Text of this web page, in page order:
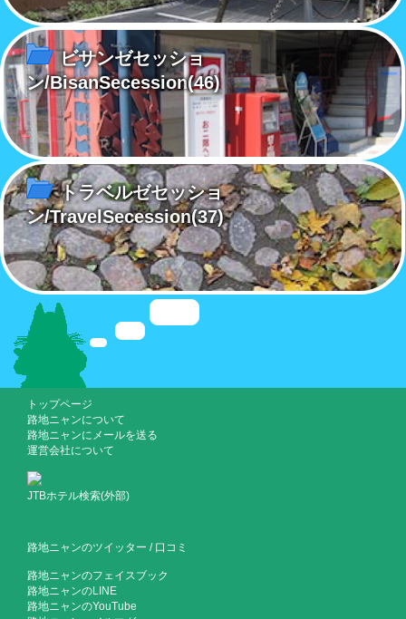
ビサンゼセッショ
ン/BisanSecession(46)
トラベルゼセッショ
ン/TravelSecession(37)
トップページ
路地ニャンについて
路地ニャンにメールを送る
運営会社について
JTBホテル検索(外部)
路地ニャンのツイッター / 口コミ
路地ニャンのフェイスブック
路地ニャンのLINE
路地ニャンのYouTube